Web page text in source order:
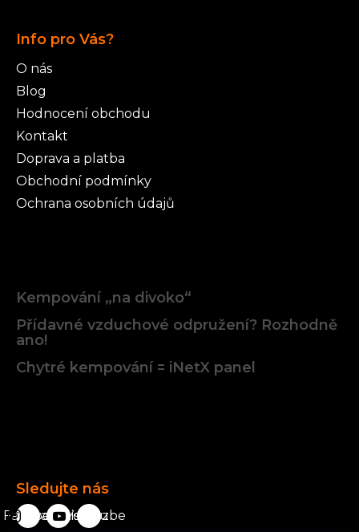
Info pro Vás?
O nás
Blog
Hodnocení obchodu
Kontakt
Doprava a platba
Obchodní podmínky
Ochrana osobních údajů
Kempování „na divoko“
Přídavné vzduchové odpružení? Rozhodně
ano!
Chytré kempování = iNetX panel
Sledujte nás
Facebook
karavanista.cz
YouTube